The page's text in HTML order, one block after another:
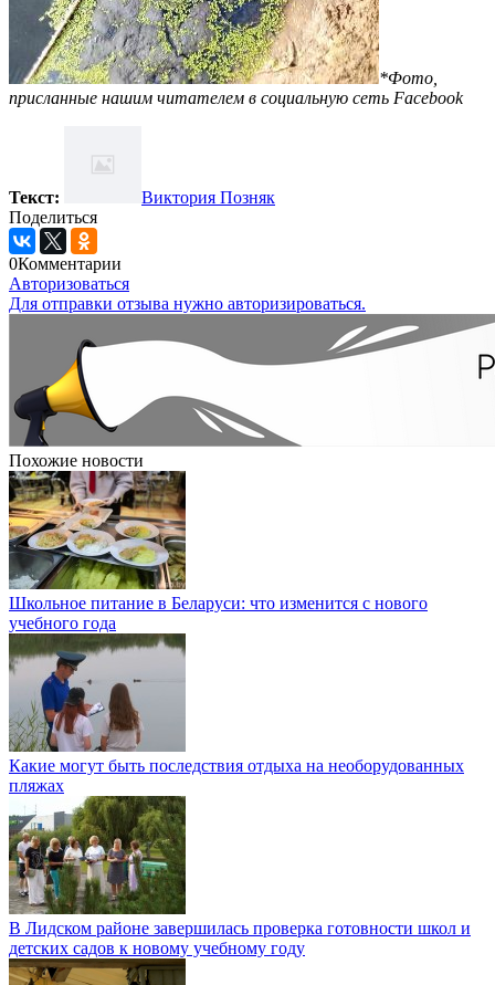
*Фото,
присланные нашим читателем в социальную сеть Facebook
Текст:
Виктория Позняк
Поделиться
0Комментарии
Авторизоваться
Для отправки отзыва нужно авторизироваться.
Похожие новости
Школьное питание в Беларуси: что изменится с нового
учебного года
Какие могут быть последствия отдыха на необорудованных
пляжах
В Лидском районе завершилась проверка готовности школ и
детских садов к новому учебному году